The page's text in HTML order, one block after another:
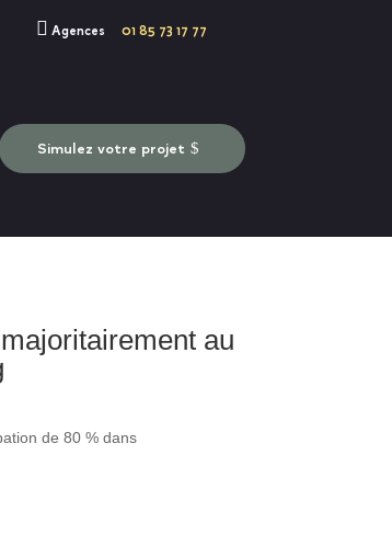
 Agences 01 85 73 17 77
Simulez votre projet
au
de 80 % dans